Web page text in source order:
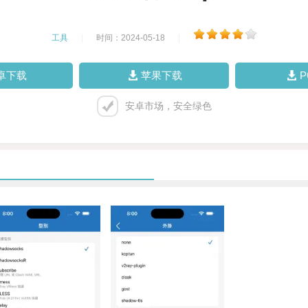
工具 时间：2024-05-18
下载 苹果下载
安卓市场，安全绿色